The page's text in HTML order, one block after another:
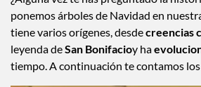
00:00Tiempo transcurrido: 0
¿Alguna vez te has preguntado la
ponemos árboles de Navidad en